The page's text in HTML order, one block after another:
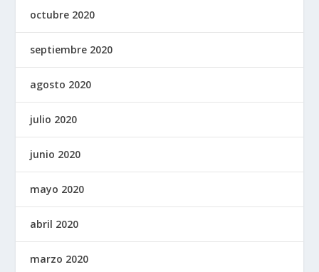
octubre 2020
septiembre 2020
agosto 2020
julio 2020
junio 2020
mayo 2020
abril 2020
marzo 2020